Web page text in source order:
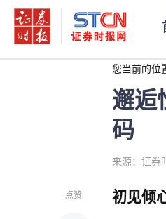
您当前的位
邂逅
码
来源：证券
点赞 初见倾